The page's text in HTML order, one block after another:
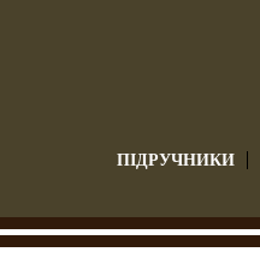
ПІДРУЧНИКИ